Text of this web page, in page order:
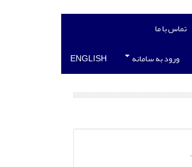
تماس با ما
ورود به سامانه
ENGLISH